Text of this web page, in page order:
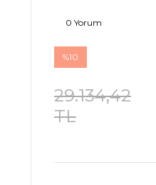
0 Yorum
%10
29.134,42
TL